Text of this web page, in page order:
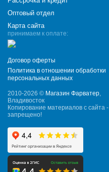
принимаем к оплате:
Договор оферты
Политика в отношении обработки
персональных данных
2010-2026 © Магазин Фарватер,
Владивосток
Копирование материалов с сайта -
запрещено!
Оптовый отдел
Карта сайта